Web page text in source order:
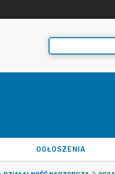
OGŁOSZENIA